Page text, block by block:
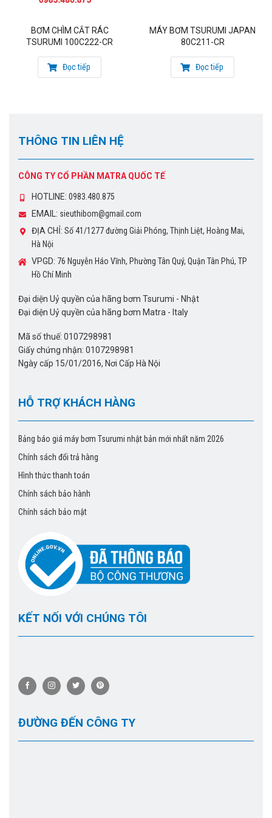
công nghiệp, nhà máy thực phẩm.
Các công trình lớn, trại chăn nuôi, khu xử lý nước thải
bệnh viện, trung tâm y tế, sinh hoạt công cộng.
Nuôi trồng thủy sản và xử lý nước có chứa hóa chất nồng
độ thấp, bùn, cát, đá, sỏi nhỏ, chất rắn khác.
nhanh chóng
Cảm ơn quý khách đã ghé thăm trang web của chúng tôi.
CÔNG TY CỔ PHẦN MATRA QUỐC TẾ
Đại diện Uỷ quyền của hãng bơm Tsurumi – Nhật
Đại diện Uỷ quyền của hãng bơm Matra – Italy
Mobile: 0983 480 875
Email: sieuthibom@gmail.com
Địa chỉ: Số 41/1277 đường Giải Phóng, Thịnh Liệt, Hoàng
Mai, Hà Nội
hàng đầu Việt Nam!!
Đặc biệt chúng tôi có đội ngũ kỹ thuật luôn sẵn sàng tư vấn
và hỗ trợ kỹ thuật cho qúy khách hàng vào bất cứ thời điểm
Cảm ơn quý khách đã tin tưởng và ủng hộ chúng tôi. Chúng
tôi cam kết đem đến cho quý khách những sản phẩm tốt,
chất lượng phục vụ và bảo hành sản phẩm hàng đầu.
Kính chúc quý khách hàng An Khang – Thịnh Vượng và tiếp
tục đồng hành cùng Tsurumi trong nhiều dự án mới.
BƠM CHÌM CẮT RÁC
TSURUMI 100C222-CR
Đọc tiếp
MÁY BƠM TSURUMI JAPAN
80C211-CR
Đọc tiếp
THÔNG TIN LIÊN HỆ
CÔNG TY CỔ PHẦN MATRA QUỐC TẾ
HOTLINE: 0983.480.875
EMAIL: sieuthibom@gmail.com
ĐỊA CHỈ: Số 41/1277 đường Giải Phóng, Thịnh Liệt, Hoàng Mai,
Hà Nội
VPGD: 76 Nguyễn Háo Vĩnh, Phường Tân Quý, Quận Tân Phú, TP
Hồ Chí Minh
Đại diện Uỷ quyền của hãng bơm Tsurumi - Nhật
Đại diện Uỷ quyền của hãng bơm Matra - Italy
Mã số thuế: 0107298981
Giấy chứng nhận: 0107298981
Ngày cấp 15/01/2016, Nơi Cấp Hà Nội
HỖ TRỢ KHÁCH HÀNG
Bảng báo giá máy bơm Tsurumi nhật bản mới nhất năm 2026
Chính sách đổi trả hàng
Hình thức thanh toán
Chính sách bảo hành
Chính sách bảo mật
KẾT NỐI VỚI CHÚNG TÔI
ĐƯỜNG ĐẾN CÔNG TY